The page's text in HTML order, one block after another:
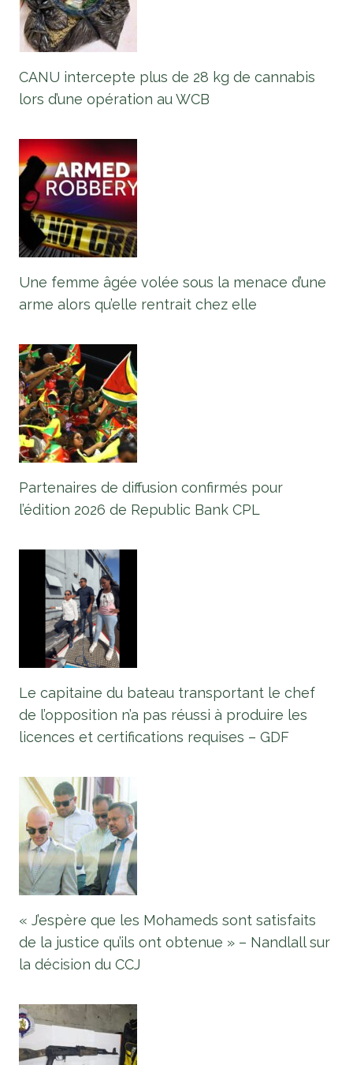
CANU intercepte plus de 28 kg de cannabis
lors d’une opération au WCB
Une femme âgée volée sous la menace d’une
arme alors qu’elle rentrait chez elle
Partenaires de diffusion confirmés pour
l’édition 2026 de Republic Bank CPL
Le capitaine du bateau transportant le chef
de l’opposition n’a pas réussi à produire les
licences et certifications requises – GDF
« J’espère que les Mohameds sont satisfaits
de la justice qu’ils ont obtenue » – Nandlall sur
la décision du CCJ